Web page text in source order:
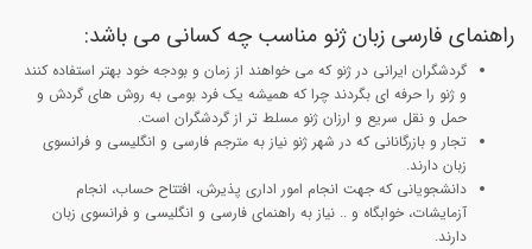
راهنمای فارسی زبان ژنو مناسب چه کسانی می باشد:
گردشگران ایرانی در ژنو که می خواهند از زمان و بودجه خود بهتر استفاده کنند
و ژنو را حرفه ای بگردند چرا که همیشه یک فرد بومی به روش های گردش و
حمل و نقل سریع و ارزان ژنو مسلط تر از گردشگران است.
تجار و بازرگانانی که در شهر ژنو نیاز به مترجم فارسی و انگلیسی و فرانسوی
زبان دارند.
دانشجویانی که جهت انجام امور اداری پذیرش، افتتاح حساب، انجام
آزمایشات، خوابگاه و .. نیاز به راهنمای فارسی و انگلیسی و فرانسوی زبان
دارند.